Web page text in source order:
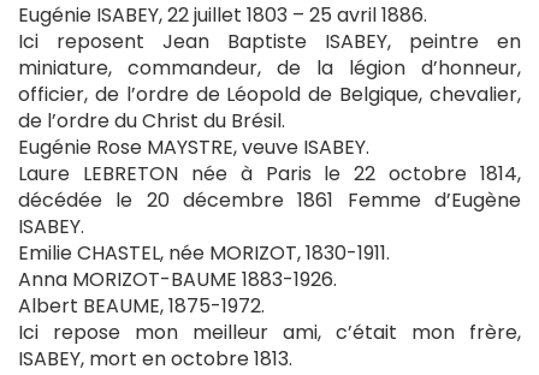
Eugénie ISABEY, 22 juillet 1803 – 25 avril 1886.
Ici reposent Jean Baptiste ISABEY, peintre en
miniature, commandeur, de la légion d’honneur,
officier, de l’ordre de Léopold de Belgique, chevalier,
de l’ordre du Christ du Brésil.
Eugénie Rose MAYSTRE, veuve ISABEY.
Laure LEBRETON née à Paris le 22 octobre 1814,
décédée le 20 décembre 1861 Femme d’Eugène
ISABEY.
Emilie CHASTEL, née MORIZOT, 1830-1911.
Anna MORIZOT-BAUME 1883-1926.
Albert BEAUME, 1875-1972.
Ici repose mon meilleur ami, c’était mon frère,
ISABEY, mort en octobre 1813.